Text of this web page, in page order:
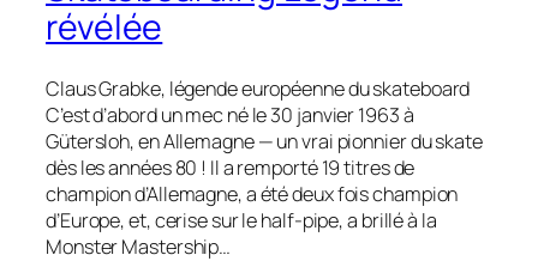
révélée
Claus Grabke, légende européenne du skateboard
C’est d’abord un mec né le 30 janvier 1963 à
Gütersloh, en Allemagne — un vrai pionnier du skate
dès les années 80 ! Il a remporté 19 titres de
champion d’Allemagne, a été deux fois champion
d’Europe, et, cerise sur le half-pipe, a brillé à la
Monster Mastership…